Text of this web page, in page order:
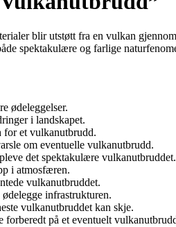
blir utstøtt fra en vulkan
spektakulære og farlige
ødeleggelser.
i landskapet.
for et vulkanutbrudd.
om eventuelle vulkanutbrudd.
det spektakulære vulkanutbruddet.
i atmosfæren.
vulkanutbruddet.
infrastrukturen.
vulkanutbruddet kan skje.
på et eventuelt